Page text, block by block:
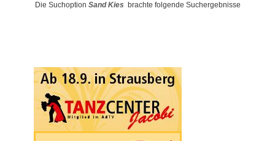
Die Suchoption Sand Kies brachte folgende Suchergebnisse